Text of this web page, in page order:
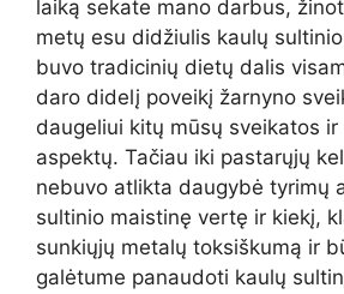
laiką sekate mano darbus,
metų esu didžiulis kaulų
buvo tradicinių dietų dalis
daro didelį poveikį žarnyno
daugeliui kitų mūsų sveikatos ir
aspektų. Tačiau iki pastarųjų
nebuvo atlikta daugybė tyrimų
sultinio maistinę vertę ir kiekį,
sunkiųjų metalų toksiškumą ir
galėtume panaudoti kaulų